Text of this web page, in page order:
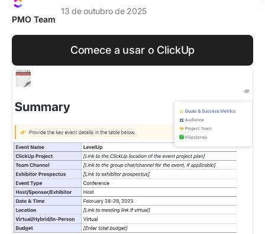
PMO Team
13 de outubro de 2025
Comece a usar o ClickUp